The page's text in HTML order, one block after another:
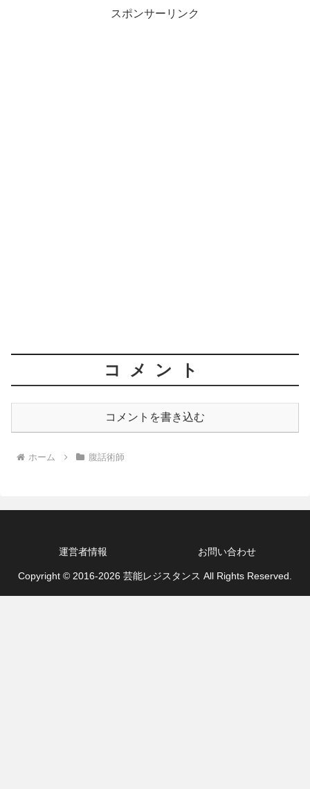
スポンサーリンク
コメント
コメントを書き込む
ホーム 腹話術師
運営者情報 お問い合わせ
Copyright © 2016-2026 芸能レジスタンス All Rights Reserved.